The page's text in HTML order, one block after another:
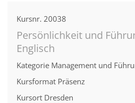
Kursnr. 20038
Persönlichkeit und
Englisch
Kategorie Management und
Kursformat Präsenz
Kursort Dresden